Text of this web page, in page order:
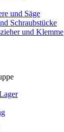
und Säge
Schraubstücke
und Klemme